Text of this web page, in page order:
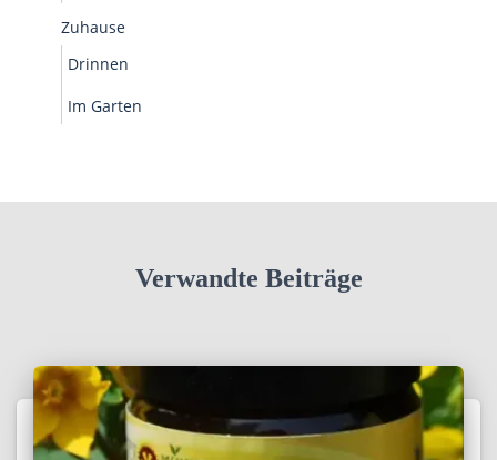
Zuhause
Drinnen
Im Garten
Verwandte Beiträge